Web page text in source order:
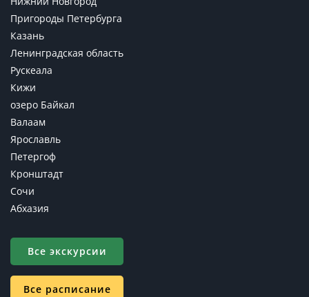
Пригороды Петербурга
Казань
Ленинградская область
Рускеала
Кижи
озеро Байкал
Валаам
Ярославль
Петергоф
Кронштадт
Сочи
Абхазия
Все экскурсии
Все расписание